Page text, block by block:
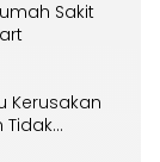
Sakit
Kerusakan
Tidak